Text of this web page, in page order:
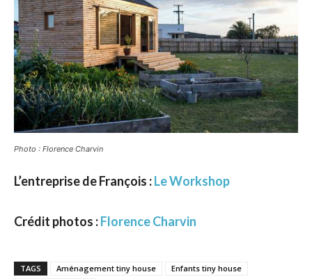
Photo : Florence Charvin
L’entreprise de François :Le Workshop
Crédit photos :Florence Charvin
TAGS Aménagement tiny house
Enfants tiny house